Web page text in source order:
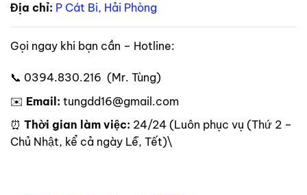
Địa chỉ: P Cát Bi, Hải Phòng
Gọi ngay khi bạn cần – Hotline:
📞 0394.830.216 (Mr. Tùng)
✉️ Email: tungdd16@gmail.com
⏰ Thời gian làm việc: 24/24 (Luôn phục vụ (Thứ 2 –
Chủ Nhật, kể cả ngày Lễ, Tết)\